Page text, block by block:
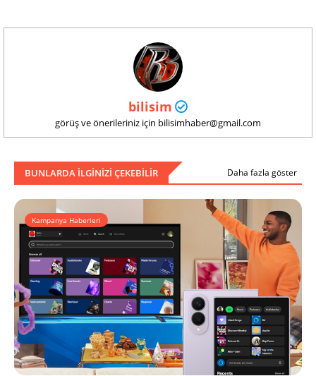
bilisim
görüş ve önerileriniz için bilisimhaber@gmail.com
BUNLARDA ILGINIZI ÇEKEBILIR Daha fazla göster
Kampanya Haberleri